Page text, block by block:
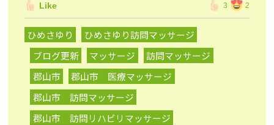
Like 3 2
ひめさゆり
ひめさゆり訪問マッサージ
ブログ更新
マッサージ
訪問マッサージ
郡山市
郡山市 医療マッサージ
郡山市 訪問マッサージ
郡山市 訪問リハビリマッサージ